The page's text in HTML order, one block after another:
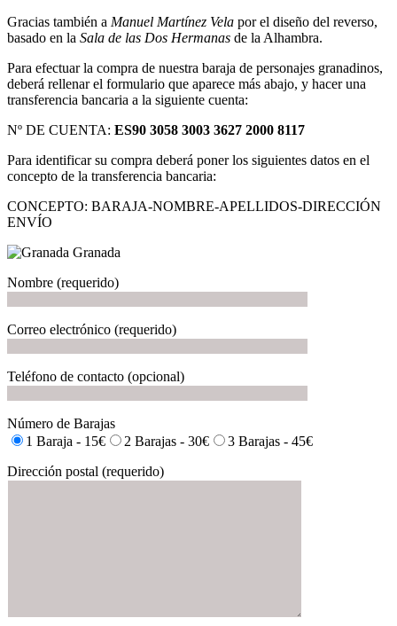
Gracias también a Manuel Martínez Vela por el diseño del reverso,
basado en la Sala de las Dos Hermanas de la Alhambra.
Para efectuar la compra de nuestra baraja de personajes granadinos,
deberá rellenar el formulario que aparece más abajo, y hacer una
transferencia bancaria a la siguiente cuenta:
Nº DE CUENTA: ES90 3058 3003 3627 2000 8117
Para identificar su compra deberá poner los siguientes datos en el
concepto de la transferencia bancaria:
CONCEPTO: BARAJA-NOMBRE-APELLIDOS-DIRECCIÓN
ENVÍO
Nombre (requerido)
Correo electrónico (requerido)
Teléfono de contacto (opcional)
Número de Barajas
1 Baraja - 15€
2 Barajas - 30€
3 Barajas - 45€
Dirección postal (requerido)